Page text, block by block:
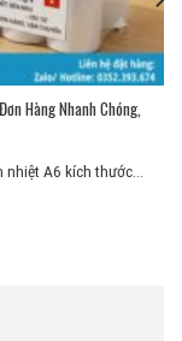
Hàng Nhanh Chóng,
A6 kích thước...